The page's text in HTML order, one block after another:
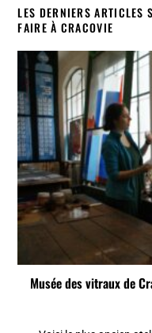
LES DERNIERS ARTICLES
FAIRE À CRACOVIE
Musée des vitraux de